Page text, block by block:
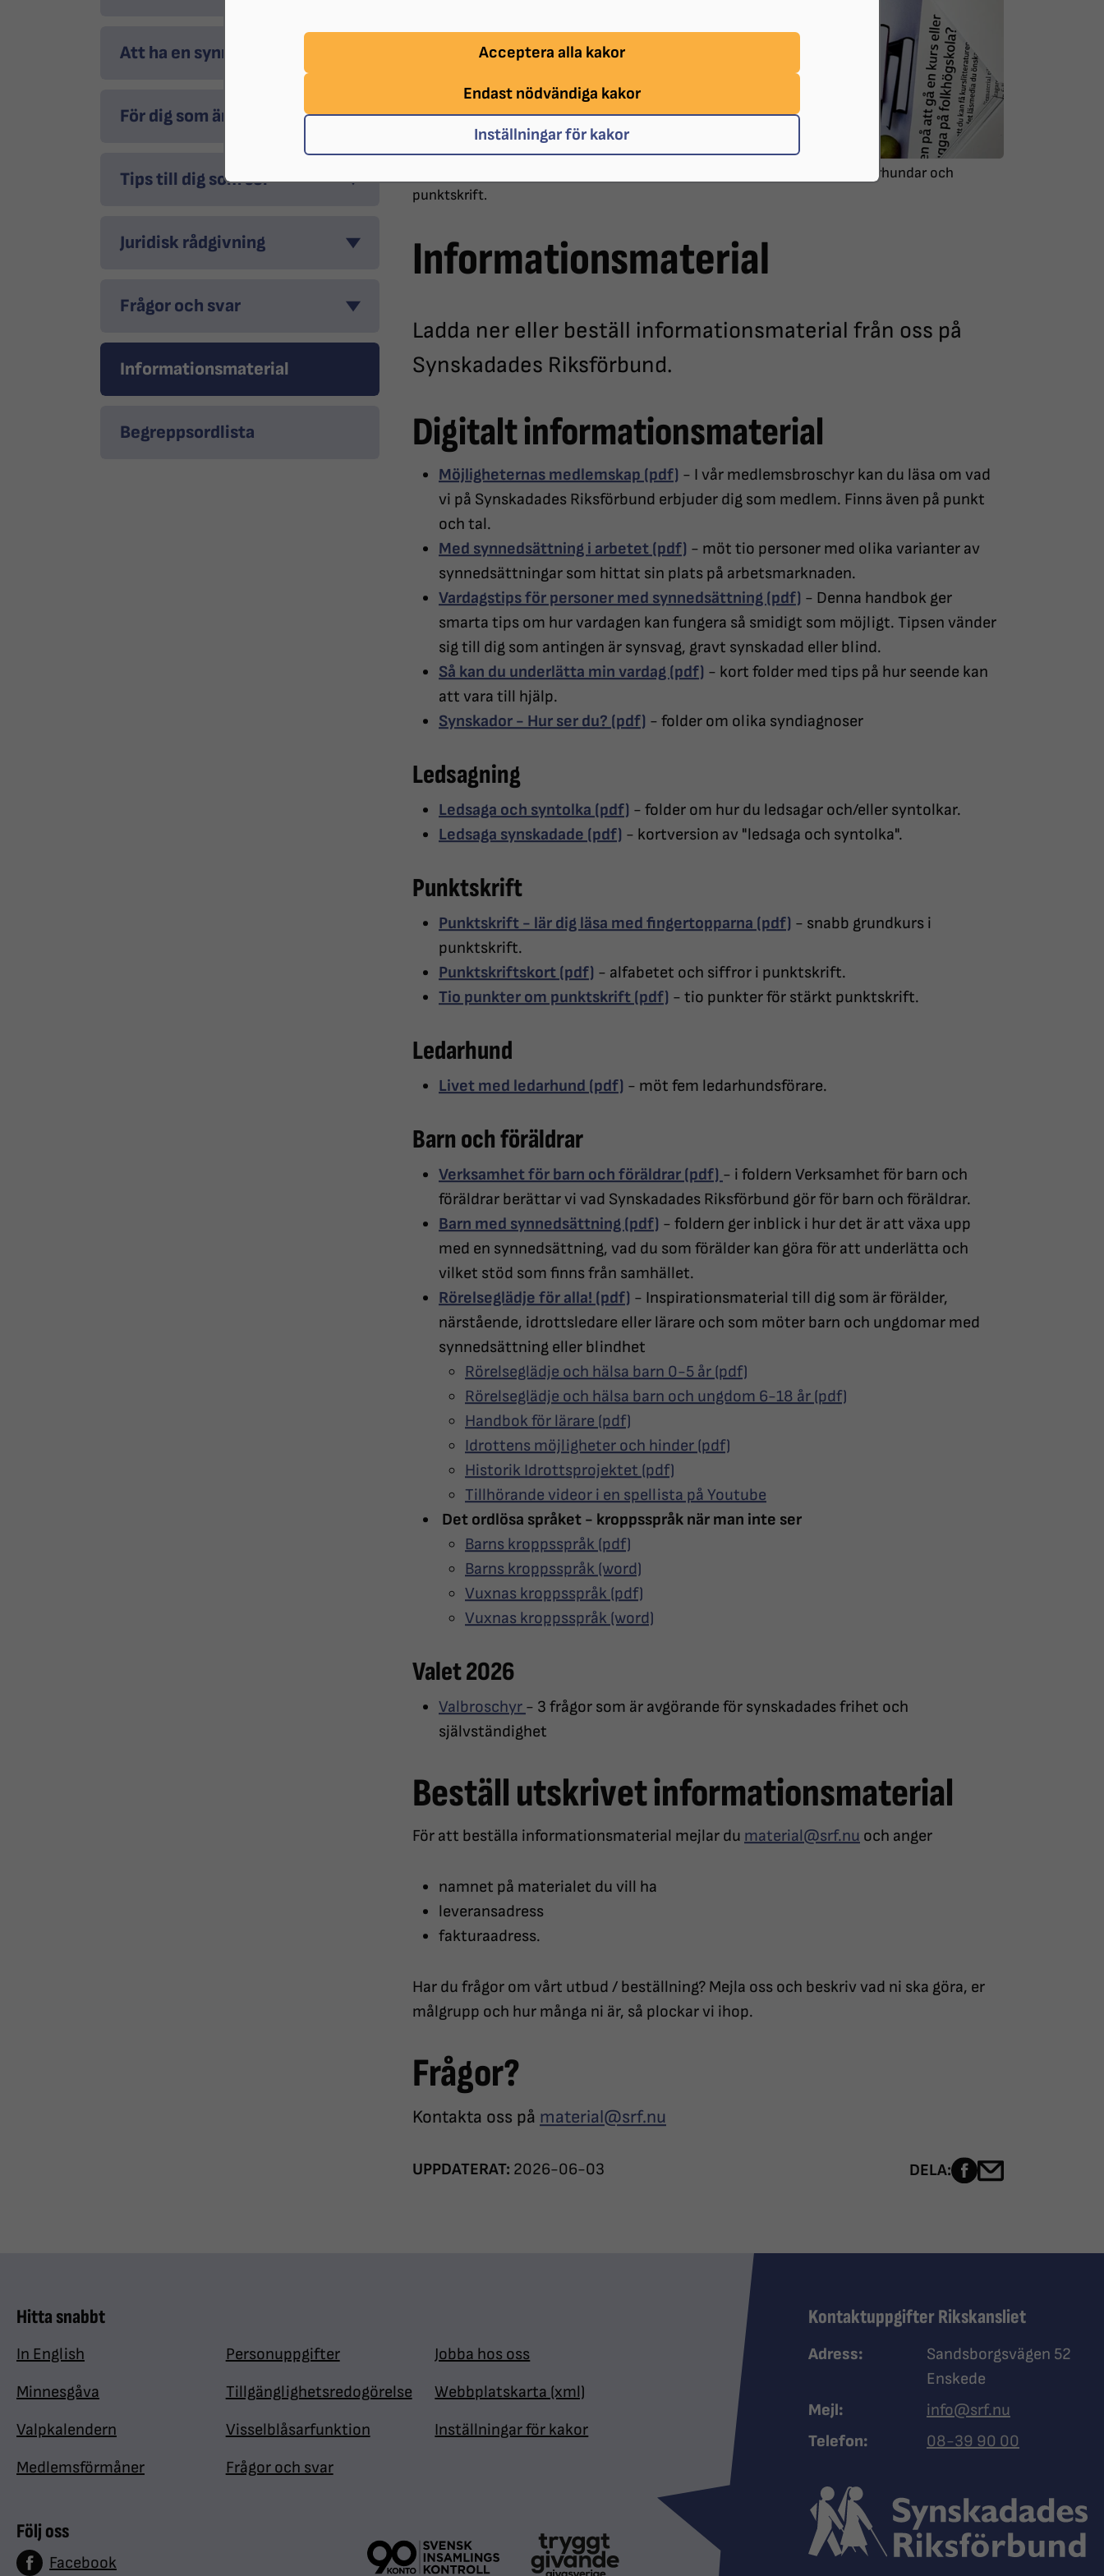
Acceptera alla kakor
Endast nödvändiga kakor
Inställningar för kakor
Att ha en synnedsättning
För dig som är anhörig
Tips till dig som ser
Juridisk rådgivning
Frågor och svar
Informationsmaterial
Begreppsordlista
SRF har informationsmaterial om allt ifrån ledsagning, syntolkning till ledarhundar och
punktskrift.
Informationsmaterial
Ladda ner eller beställ informationsmaterial från oss på
Synskadades Riksförbund.
Digitalt informationsmaterial
Möjligheternas medlemskap (pdf) - I vår medlemsbroschyr kan du läsa om vad
vi på Synskadades Riksförbund erbjuder dig som medlem. Finns även på punkt
och tal.
Med synnedsättning i arbetet (pdf) - möt tio personer med olika varianter av
synnedsättningar som hittat sin plats på arbetsmarknaden.
Vardagstips för personer med synnedsättning (pdf) - Denna handbok ger
smarta tips om hur vardagen kan fungera så smidigt som möjligt. Tipsen vänder
sig till dig som antingen är synsvag, gravt synskadad eller blind.
Så kan du underlätta min vardag (pdf) - kort folder med tips på hur seende kan
att vara till hjälp.
Synskador - Hur ser du? (pdf) - folder om olika syndiagnoser
Ledsagning
Ledsaga och syntolka (pdf) - folder om hur du ledsagar och/eller syntolkar.
Ledsaga synskadade (pdf) - kortversion av "ledsaga och syntolka".
Punktskrift
Punktskrift - lär dig läsa med fingertopparna (pdf) - snabb grundkurs i
punktskrift.
Punktskriftskort (pdf) - alfabetet och siffror i punktskrift.
Tio punkter om punktskrift (pdf) - tio punkter för stärkt punktskrift.
Ledarhund
Livet med ledarhund (pdf) - möt fem ledarhundsförare.
Barn och föräldrar
Verksamhet för barn och föräldrar (pdf) - i foldern Verksamhet för barn och
föräldrar berättar vi vad Synskadades Riksförbund gör för barn och föräldrar.
Barn med synnedsättning (pdf) - foldern ger inblick i hur det är att växa upp
med en synnedsättning, vad du som förälder kan göra för att underlätta och
vilket stöd som finns från samhället.
Rörelseglädje för alla! (pdf) - Inspirationsmaterial till dig som är förälder,
närstående, idrottsledare eller lärare och som möter barn och ungdomar med
synnedsättning eller blindhet
Rörelseglädje och hälsa barn 0-5 år (pdf)
Rörelseglädje och hälsa barn och ungdom 6-18 år (pdf)
Handbok för lärare (pdf)
Idrottens möjligheter och hinder (pdf)
Historik Idrottsprojektet (pdf)
Tillhörande videor i en spellista på Youtube
Det ordlösa språket - kroppsspråk när man inte ser
Barns kroppsspråk (pdf)
Barns kroppsspråk (word)
Vuxnas kroppsspråk (pdf)
Vuxnas kroppsspråk (word)
Valet 2026
Valbroschyr - 3 frågor som är avgörande för synskadades frihet och
självständighet
Beställ utskrivet informationsmaterial
För att beställa informationsmaterial mejlar du material@srf.nu och anger
namnet på materialet du vill ha
leveransadress
fakturaadress.
Har du frågor om vårt utbud / beställning? Mejla oss och beskriv vad ni ska göra, er
målgrupp och hur många ni är, så plockar vi ihop.
Frågor?
Kontakta oss på material@srf.nu
UPPDATERAT: 2026-06-03 DELA: Dela sidan på
Hitta snabbt
In English
Minnesgåva
Valpkalendern
Medlemsförmåner
Personuppgifter
Tillgänglighetsredogörelse
Visselblåsarfunktion
Frågor och svar
Jobba hos oss
Webbplatskarta (xml)
Inställningar för kakor
Följ oss
Facebook
Kontaktuppgifter Rikskansliet
Adress:
Sandsborgsvägen 52
Enskede
Mejl:
info@srf.nu
Telefon:
Ring Synskadades
08-39 90 00